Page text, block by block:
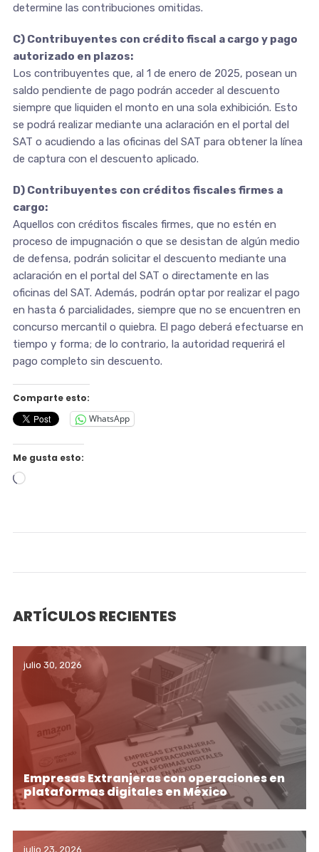
determine las contribuciones omitidas.
C) Contribuyentes con crédito fiscal a cargo y pago
autorizado en plazos:
Los contribuyentes que, al 1 de enero de 2025, posean un
saldo pendiente de pago podrán acceder al descuento
siempre que liquiden el monto en una sola exhibición. Esto
se podrá realizar mediante una aclaración en el portal del
SAT o acudiendo a las oficinas del SAT para obtener la línea
de captura con el descuento aplicado.
D) Contribuyentes con créditos fiscales firmes a
cargo:
Aquellos con créditos fiscales firmes, que no estén en
proceso de impugnación o que se desistan de algún medio
de defensa, podrán solicitar el descuento mediante una
aclaración en el portal del SAT o directamente en las
oficinas del SAT. Además, podrán optar por realizar el pago
en hasta 6 parcialidades, siempre que no se encuentren en
concurso mercantil o quiebra. El pago deberá efectuarse en
tiempo y forma; de lo contrario, la autoridad requerirá el
pago completo sin descuento.
Comparte esto:
WhatsApp
Me gusta esto:
Cargando...
ARTÍCULOS RECIENTES
julio 30, 2026
Empresas Extranjeras con operaciones en
plataformas digitales en México
julio 23, 2026